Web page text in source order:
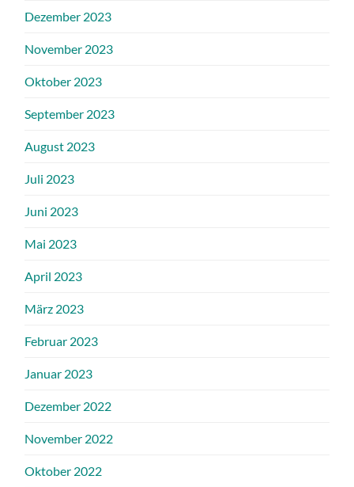
Dezember 2023
November 2023
Oktober 2023
September 2023
August 2023
Juli 2023
Juni 2023
Mai 2023
April 2023
März 2023
Februar 2023
Januar 2023
Dezember 2022
November 2022
Oktober 2022